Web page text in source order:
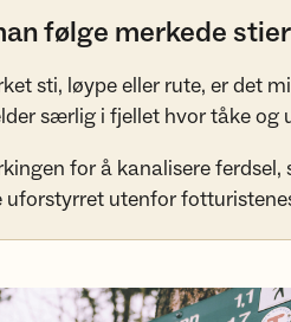
følge merkede
sti, løype eller rute, er det
særlig i fjellet hvor tåke
for å kanalisere ferdsel,
uforstyrret utenfor